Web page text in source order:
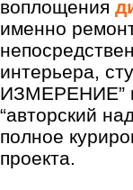
воплощения
именно
интерьера,
ИЗМЕРЕНИЕ”
“авторский
полное
проекта.